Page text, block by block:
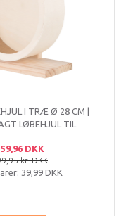
I TRÆ Ø 28 CM |
LØBEHJUL TIL
DKK
kr. DKK
39,99 DKK